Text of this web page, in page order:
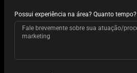
Possui experiência na área? Quanto tempo?